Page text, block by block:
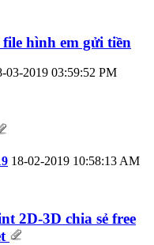
hình em gửi tiền
03-2019 03:59:52 PM
18-02-2019 10:58:13 AM
2D-3D chia sẻ free